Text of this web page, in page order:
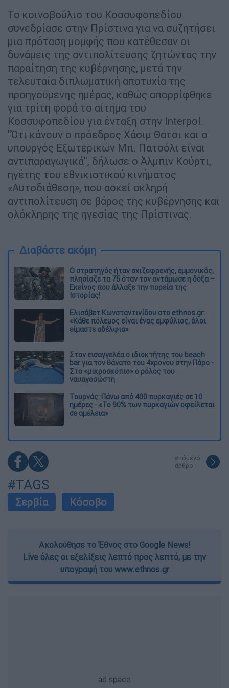
Το κοινοβούλιο του Κοσσυφοπεδίου
συνεδρίασε στην Πρίστινα για να συζητήσει
μια πρόταση μομφής που κατέθεσαν οι
δυνάμεις της αντιπολίτευσης ζητώντας την
παραίτηση της κυβέρνησης, μετά την
τελευταία διπλωματική αποτυχία της
προηγούμενης ημέρας, καθώς απορρίφθηκε
για τρίτη φορά το αίτημα του
Κοσσυφοπεδίου για ένταξη στην Interpol.
"Ότι κάνουν ο πρόεδρος Χάσιμ Θάτσι και ο
υπουργός Εξωτερικών Μπ. Πατσόλι είναι
αντιπαραγωγικά", δήλωσε ο Άλμπιν Κούρτι,
ηγέτης του εθνικιστικού κινήματος
«Αυτοδιάθεση», που ασκεί σκληρή
αντιπολίτευση σε βάρος της κυβέρνησης και
ολόκληρης της ηγεσίας της Πρίστινας.
Διαβάστε ακόμη
O στρατηγός ήταν σχιζοφρενής, εμμονικός,
πλησίαζε τα 75 όταν τον αντάμωσε η δόξα –
Εκείνος που άλλαξε την πορεία της
Ιστορίας!
Ελισάβετ Κωνσταντινίδου στο ethnos.gr:
«Κάθε πόλεμος είναι ένας εμφύλιος, όλοι
είμαστε αδέλφια»
Στον εισαγγελέα ο ιδιοκτήτης του beach
bar για τον θάνατο του 4χρονου στην Πάρο -
Στο «μικροσκόπιο» ο ρόλος του
ναυαγοσώστη
Τουρνάς: Πάνω από 400 πυρκαγιές σε 10
ημέρες - «Το 90% των πυρκαγιών οφείλεται
σε αμέλεια»
επόμενο
άρθρο
#TAGS
Σερβία Κόσοβο
Ακολούθησε το Έθνος στο Google News!
Live όλες οι εξελίξεις λεπτό προς λεπτό, με την
υπογραφή του www.ethnos.gr